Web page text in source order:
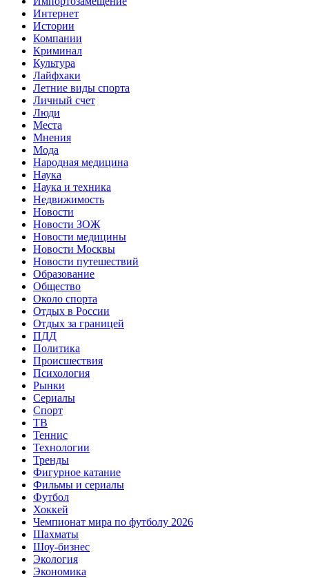
Интернет
Истории
Компании
Криминал
Культура
Лайфхаки
Летние виды спорта
Личный счет
Люди
Места
Мнения
Мода
Народная медицина
Наука
Наука и техника
Недвижимость
Новости
Новости ЗОЖ
Новости медицины
Новости Москвы
Новости путешествий
Образование
Общество
Около спорта
Отдых в России
Отдых за границей
ПДД
Политика
Происшествия
Психология
Рынки
Сериалы
Спорт
ТВ
Теннис
Технологии
Тренды
Фигурное катание
Фильмы и сериалы
Футбол
Хоккей
Чемпионат мира по футболу 2026
Шахматы
Шоу-бизнес
Экология
Экономика